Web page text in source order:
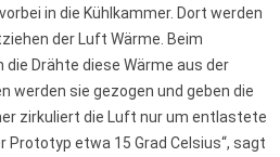
in die Kühlkammer. Dort werden
der Luft Wärme. Beim
Drähte diese Wärme aus der
werden sie gezogen und geben die
zirkuliert die Luft nur um entlastete
Prototyp etwa 15 Grad Celsius“, sagt